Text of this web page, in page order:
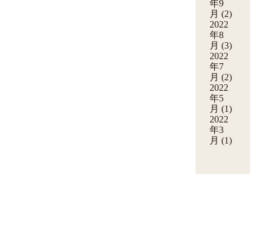
年9
月 (2)
2022
年8
月 (3)
2022
年7
月 (2)
2022
年5
月 (1)
2022
年3
月 (1)